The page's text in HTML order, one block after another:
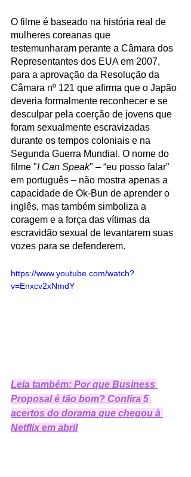
O filme é baseado na história real de
mulheres coreanas que
testemunharam perante a Câmara dos
Representantes dos EUA em 2007,
para a aprovação da Resolução da
Câmara nº 121 que afirma que o Japão
deveria formalmente reconhecer e se
desculpar pela coerção de jovens que
foram sexualmente escravizadas
durante os tempos coloniais e na
Segunda Guerra Mundial. O nome do
filme "I Can Speak" – “eu posso falar”
em português – não mostra apenas a
capacidade de Ok-Bun de aprender o
inglês, mas também simboliza a
coragem e a força das vítimas da
escravidão sexual de levantarem suas
vozes para se defenderem.
https://www.youtube.com/watch?
v=Enxcv2xNmdY
Leia também: Por que Business
Proposal é tão bom? Confira 5
acertos do dorama que chegou à
Netflix em abril